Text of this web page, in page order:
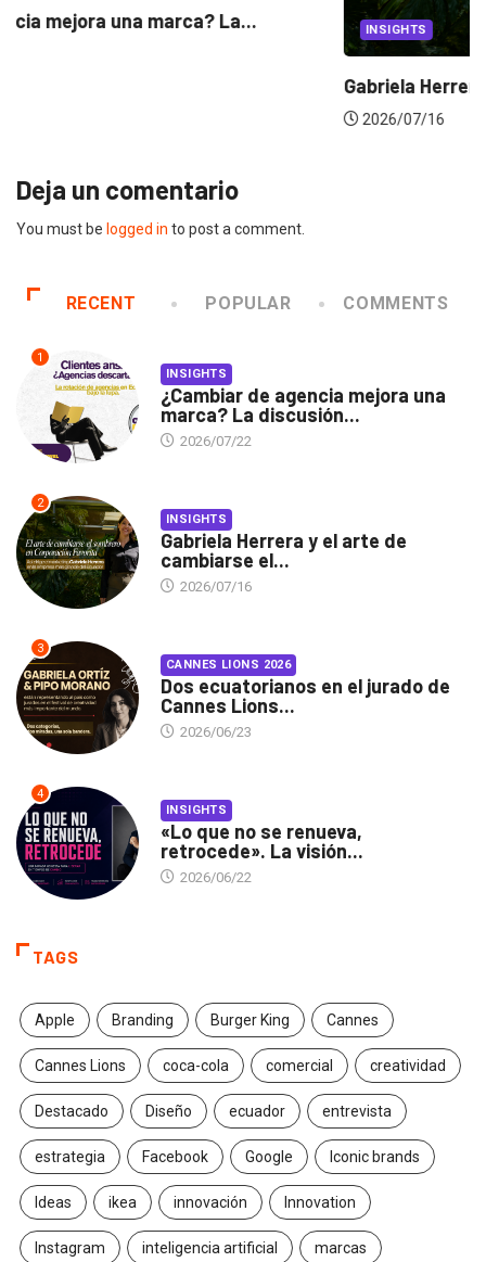
INSIGHTS
Herrera y el arte de cambiarse...
Deja un comentario
You must be logged in to post a comment.
RECENT POPULAR COMMENTS
1
INSIGHTS
¿Cambiar de agencia mejora una
marca? La discusión...
2026/07/22
2
INSIGHTS
Gabriela Herrera y el arte de
cambiarse el...
2026/07/16
3
CANNES LIONS 2026
Dos ecuatorianos en el jurado de
Cannes Lions...
2026/06/23
4
INSIGHTS
«Lo que no se renueva,
retrocede». La visión...
2026/06/22
TAGS
Apple Branding Burger King Cannes
Cannes Lions coca-cola comercial creatividad
Destacado Diseño ecuador entrevista
estrategia Facebook Google Iconic brands
Ideas ikea innovación Innovation
Instagram inteligencia artificial marcas